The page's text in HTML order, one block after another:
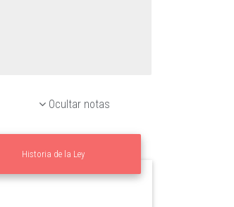
Ocultar notas
Historia de la Ley